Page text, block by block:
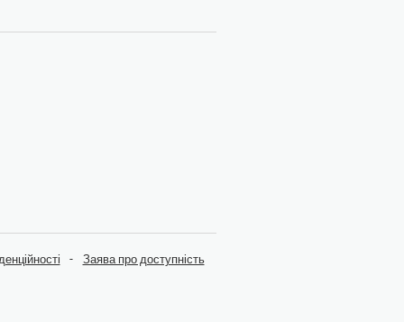
Заява про доступність